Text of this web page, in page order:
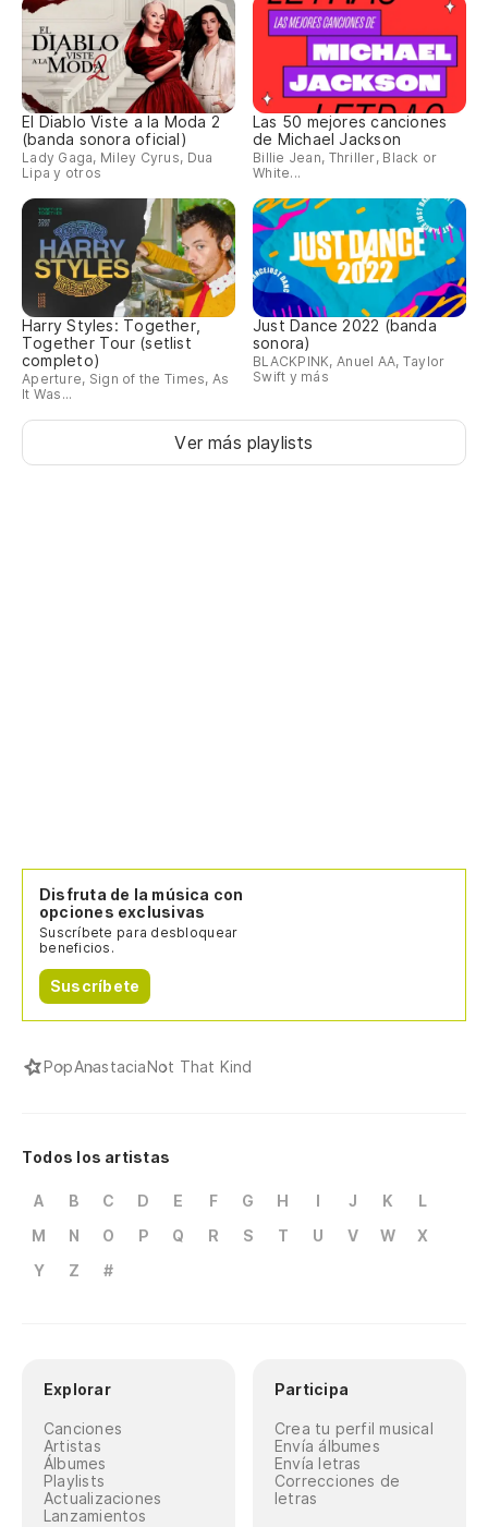
El Diablo Viste a la Moda 2
(banda sonora oficial)
Lady Gaga, Miley Cyrus, Dua
Lipa y otros
Las 50 mejores canciones
de Michael Jackson
Billie Jean, Thriller, Black or
White...
Harry Styles: Together,
Together Tour (setlist
completo)
Aperture, Sign of the Times, As
It Was...
Just Dance 2022 (banda
sonora)
BLACKPINK, Anuel AA, Taylor
Swift y más
Ver más playlists
Disfruta de la música con
opciones exclusivas
Suscríbete para desbloquear
beneficios.
Suscríbete
PopAnastaciaNot That Kind
Todos los artistas
A B C D E F G H I J K
L
M
N O P Q R S T U V W
X
Y
Z #
Explorar
Canciones
Artistas
Álbumes
Playlists
Actualizaciones
Lanzamientos
Participa
Crea tu perfil musical
Envía álbumes
Envía letras
Correcciones de
letras